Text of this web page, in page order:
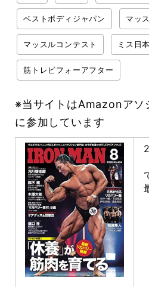
ベストボディジャパン マッ
マッスルコンテスト ミス日本
筋トレビフォーアフター
※当サイトはAmazonアソ
に参加しています